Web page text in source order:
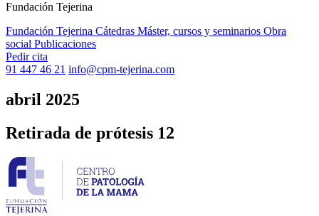
Fundación Tejerina
Fundación Tejerina Cátedras Máster, cursos y seminarios Obra
social Publicaciones
Pedir cita
91 447 46 21 info@cpm-tejerina.com
abril 2025
Retirada de prótesis 12